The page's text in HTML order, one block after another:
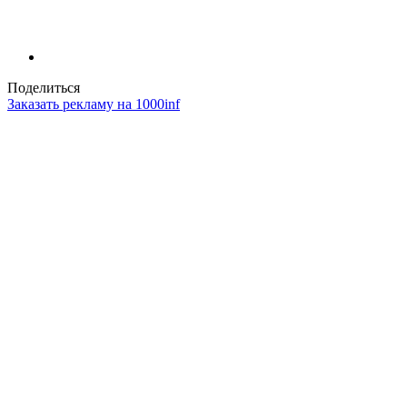
Поделиться
Заказать рекламу на 1000inf